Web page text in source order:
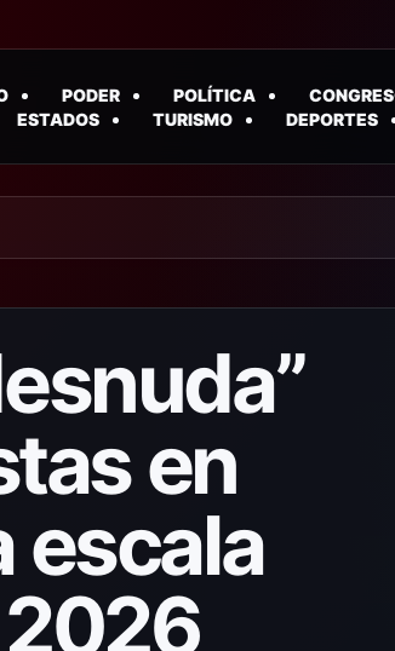
PODER POLÍTICA
ESTADOS
TURISMO DEPORTES
en
escala